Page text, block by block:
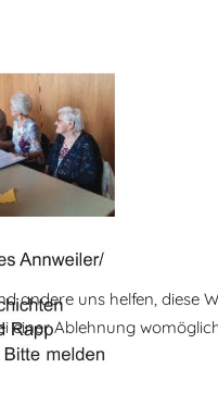
andere uns helfen,
einer Ablehnung